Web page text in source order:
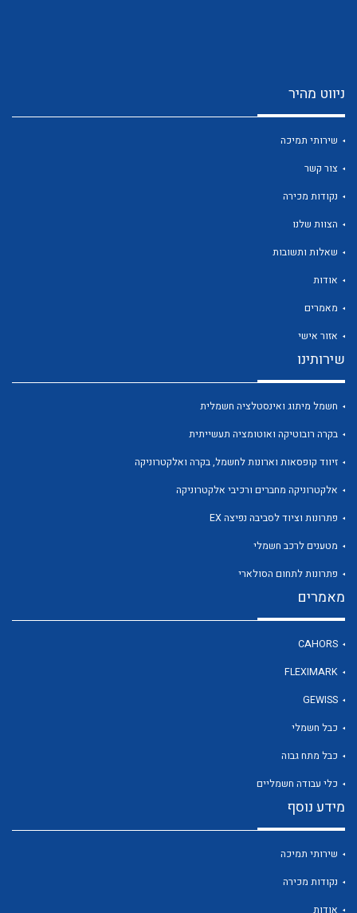
לכל מוצרי היצרן
לכל מוצרי היצרן
ניווט מהיר
שירותי תמיכה
צור קשר
נקודות מכירה
הצוות שלנו
שאלות ותשובות
אודות
מאמרים
אזור אישי
שירותינו
חשמל מיתוג ואינסטלציה חשמלית
בקרה רובוטיקה ואוטומציה תעשייתית
זיווד קופסאות וארונות לחשמל, בקרה ואלקטרוניקה
אלקטרוניקה מחברים ורכיבי אלקטרוניקה
פתרונות וציוד לסביבה נפיצה EX
מטענים לרכב חשמלי
פתרונות לתחום הסולארי
מאמרים
CAHORS
FLEXIMARK
GEWISS
כבל חשמלי
כבל מתח גבוה
כלי עבודה חשמליים
מידע נוסף
שירותי תמיכה
נקודות מכירה
אודות